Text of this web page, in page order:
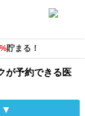
貯まる！
が予約できる医
▼